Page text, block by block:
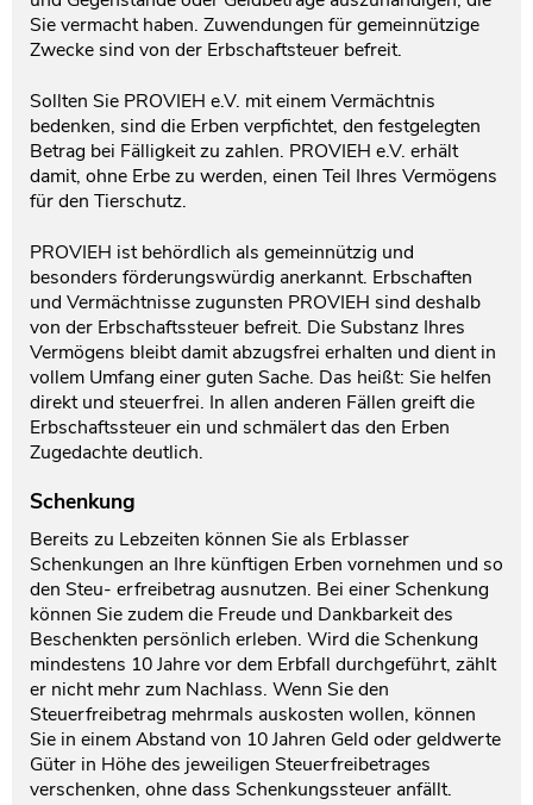
Sie vermacht haben. Zuwendungen für gemeinnützige
Zwecke sind von der Erbschaftsteuer befreit.
Sollten Sie PROVIEH e.V. mit einem Vermächtnis
bedenken, sind die Erben verpfichtet, den festgelegten
Betrag bei Fälligkeit zu zahlen. PROVIEH e.V. erhält
damit, ohne Erbe zu werden, einen Teil Ihres Vermögens
für den Tierschutz.
PROVIEH ist behördlich als gemeinnützig und
besonders förderungswürdig anerkannt. Erbschaften
und Vermächtnisse zugunsten PROVIEH sind deshalb
von der Erbschaftssteuer befreit. Die Substanz Ihres
Vermögens bleibt damit abzugsfrei erhalten und dient in
vollem Umfang einer guten Sache. Das heißt: Sie helfen
direkt und steuerfrei. In allen anderen Fällen greift die
Erbschaftssteuer ein und schmälert das den Erben
Zugedachte deutlich.
Schenkung
Bereits zu Lebzeiten können Sie als Erblasser
Schenkungen an Ihre künftigen Erben vornehmen und so
den Steu- erfreibetrag ausnutzen. Bei einer Schenkung
können Sie zudem die Freude und Dankbarkeit des
Beschenkten persönlich erleben. Wird die Schenkung
mindestens 10 Jahre vor dem Erbfall durchgeführt, zählt
er nicht mehr zum Nachlass. Wenn Sie den
Steuerfreibetrag mehrmals auskosten wollen, können
Sie in einem Abstand von 10 Jahren Geld oder geldwerte
Güter in Höhe des jeweiligen Steuerfreibetrages
verschenken, ohne dass Schenkungssteuer anfällt.